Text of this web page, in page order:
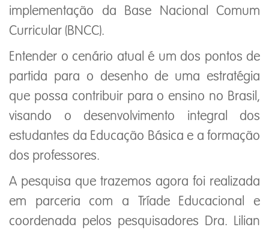
implementação da Base Nacional Comum
Curricular (BNCC).
Entender o cenário atual é um dos pontos de
partida para o desenho de uma estratégia
que possa contribuir para o ensino no Brasil,
visando o desenvolvimento integral dos
estudantes da Educação Básica e a formação
dos professores.
A pesquisa que trazemos agora foi realizada
em parceria com a Tríade Educacional e
coordenada pelos pesquisadores Dra. Lilian